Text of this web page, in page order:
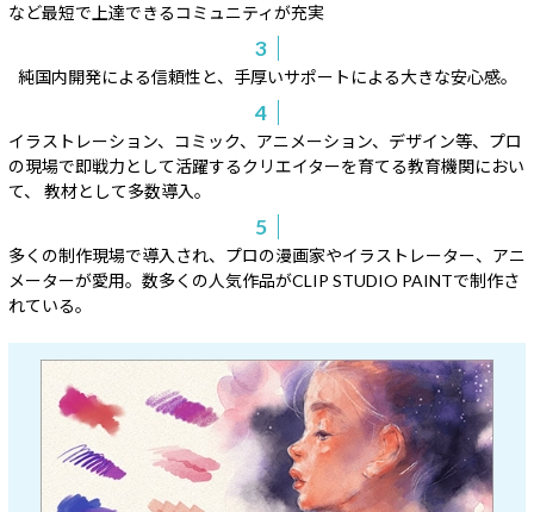
など最短で上達できるコミュニティが充実
3
純国内開発による信頼性と、手厚いサポートによる大きな安心感。
4
イラストレーション、コミック、アニメーション、デザイン等、プロ
の現場で即戦力として活躍するクリエイターを育てる教育機関におい
て、 教材として多数導入。
5
多くの制作現場で導入され、プロの漫画家やイラストレーター、アニ
メーターが愛用。数多くの人気作品がCLIP STUDIO PAINTで制作さ
れている。